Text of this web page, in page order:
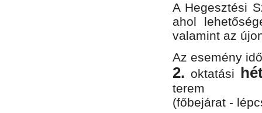
A Hegesztési
ahol
valamint az
Az esemény
2. oktatási
terem
(főbejárat -